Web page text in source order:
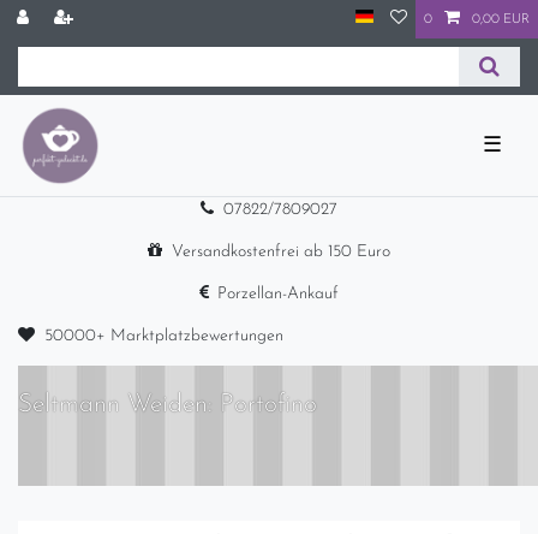
0 0,00 EUR
☰
07822/7809027
Versandkostenfrei ab 150 Euro
Porzellan-Ankauf
50000+ Marktplatzbewertungen
Seltmann Weiden: Portofino